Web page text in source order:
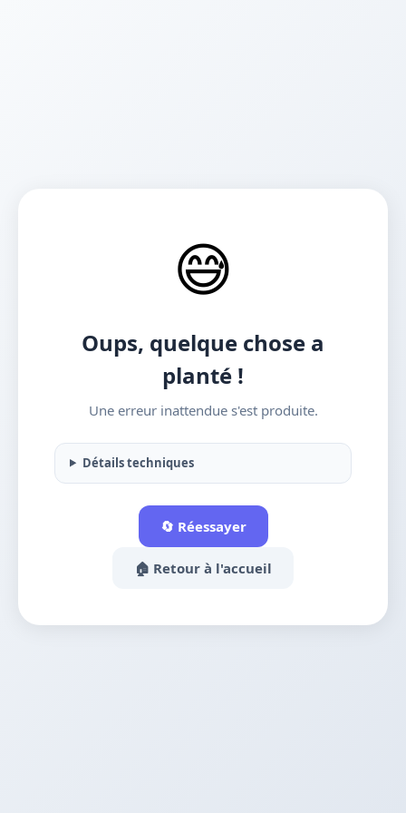
😅
Oups, quelque chose a
planté !
Une erreur inattendue s'est produite.
Détails techniques
🔄 Réessayer
🏠 Retour à l'accueil